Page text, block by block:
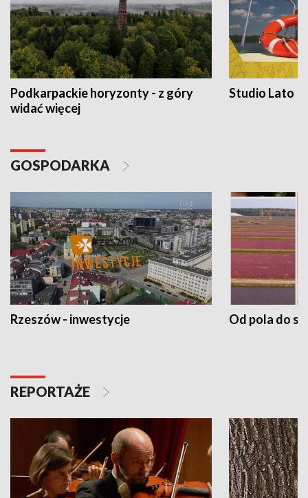
Podkarpackie horyzonty - z góry
widać więcej
Studio Lato
GOSPODARKA
Rzeszów - inwestycje Od pola do
REPORTAŻE